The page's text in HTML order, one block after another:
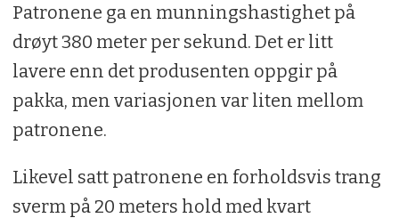
Patronene ga en munningshastighet på
drøyt 380 meter per sekund. Det er litt
lavere enn det produsenten oppgir på
pakka, men variasjonen var liten mellom
patronene.
Likevel satt patronene en forholdsvis trang
sverm på 20 meters hold med kvart